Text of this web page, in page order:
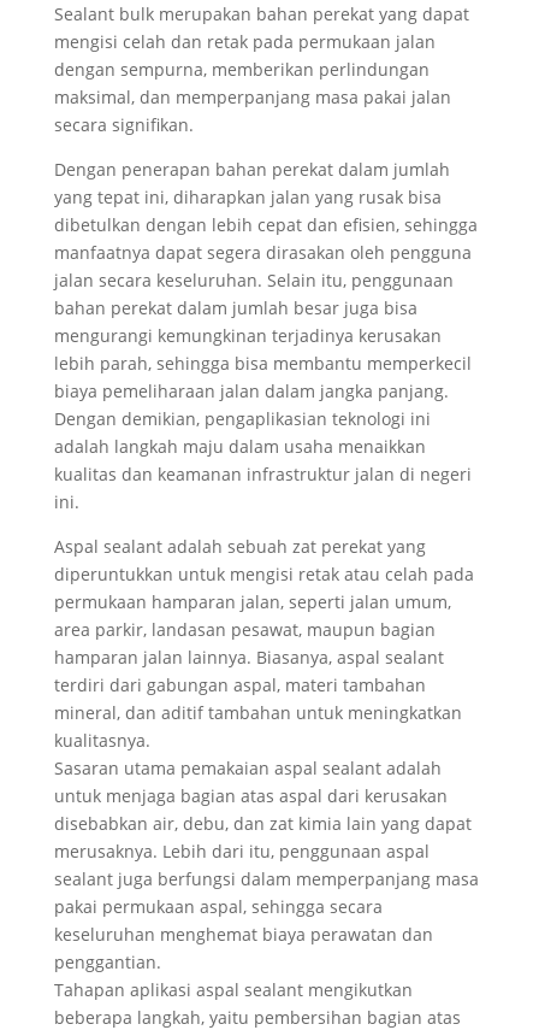
Sealant bulk merupakan bahan perekat yang dapat
mengisi celah dan retak pada permukaan jalan
dengan sempurna, memberikan perlindungan
maksimal, dan memperpanjang masa pakai jalan
secara signifikan.
Dengan penerapan bahan perekat dalam jumlah
yang tepat ini, diharapkan jalan yang rusak bisa
dibetulkan dengan lebih cepat dan efisien, sehingga
manfaatnya dapat segera dirasakan oleh pengguna
jalan secara keseluruhan. Selain itu, penggunaan
bahan perekat dalam jumlah besar juga bisa
mengurangi kemungkinan terjadinya kerusakan
lebih parah, sehingga bisa membantu memperkecil
biaya pemeliharaan jalan dalam jangka panjang.
Dengan demikian, pengaplikasian teknologi ini
adalah langkah maju dalam usaha menaikkan
kualitas dan keamanan infrastruktur jalan di negeri
ini.
Aspal sealant adalah sebuah zat perekat yang
diperuntukkan untuk mengisi retak atau celah pada
permukaan hamparan jalan, seperti jalan umum,
area parkir, landasan pesawat, maupun bagian
hamparan jalan lainnya. Biasanya, aspal sealant
terdiri dari gabungan aspal, materi tambahan
mineral, dan aditif tambahan untuk meningkatkan
kualitasnya.
Sasaran utama pemakaian aspal sealant adalah
untuk menjaga bagian atas aspal dari kerusakan
disebabkan air, debu, dan zat kimia lain yang dapat
merusaknya. Lebih dari itu, penggunaan aspal
sealant juga berfungsi dalam memperpanjang masa
pakai permukaan aspal, sehingga secara
keseluruhan menghemat biaya perawatan dan
penggantian.
Tahapan aplikasi aspal sealant mengikutkan
beberapa langkah, yaitu pembersihan bagian atas